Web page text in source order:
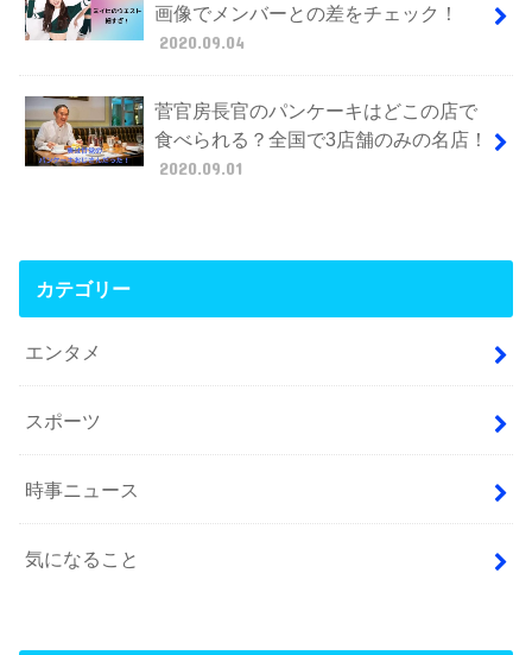
画像でメンバーとの差をチェック！
2020.09.04
菅官房長官のパンケーキはどこの店で
食べられる？全国で3店舗のみの名店！
2020.09.01
カテゴリー
エンタメ
スポーツ
時事ニュース
気になること